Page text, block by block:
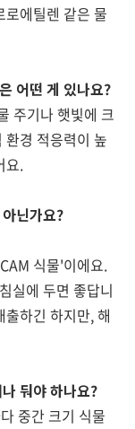
에틸렌 같은 물
어떤 게 있나요?
주기나 햇빛에 크
경 적응력이 높
요.
닌가요?
식물'이에요.
실에 두면 좋답니
하긴 하지만, 해
둬야 하나요?
중간 크기 식물